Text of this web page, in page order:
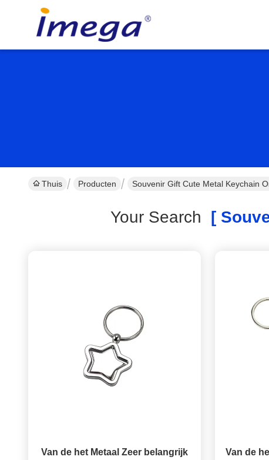
Thuis Producten Souvenir Gift Cute Metal Keychain
Your Search [
Van de het Metaal Zeer belangrijk
Van de